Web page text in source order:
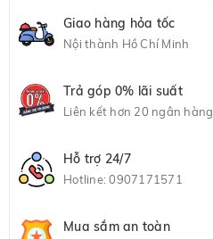
Giao hàng hỏa tốc
Nội thành Hồ Chí Minh
Trả góp 0% lãi suất
Liên kết hơn 20 ngân hàng
Hỗ trợ 24/7
Hotline:0907171571
Mua sắm an toàn